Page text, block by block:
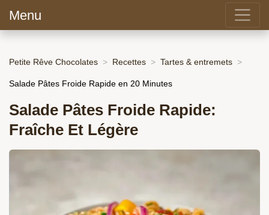
Menu
Petite Rêve Chocolates Recettes Tartes & entremets
Salade Pâtes Froide Rapide en 20 Minutes
Salade Pâtes Froide Rapide:
Fraîche Et Légère